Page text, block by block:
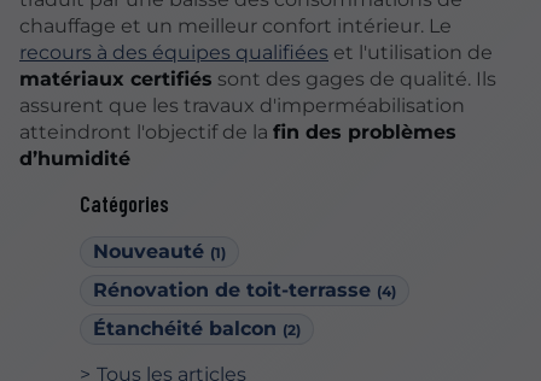
Catégories
Nouveauté (1)
Rénovation de toit-terrasse (4)
Étanchéité balcon (2)
Tous les articles
chauffage et un meilleur confort intérieur. Le
recours à des équipes qualifiées et l'utilisation de
matériaux certifiés sont des gages de qualité. Ils
assurent que les travaux d'imperméabilisation
atteindront l'objectif de la fin des problèmes
d’humidité